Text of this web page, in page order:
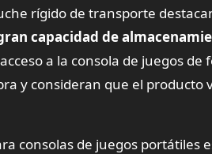
rígido de transporte
capacidad de
a la consola de juegos
y consideran que el producto
consolas de juegos portátiles